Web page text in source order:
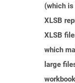
(which
XLSB
XLSB
which
large